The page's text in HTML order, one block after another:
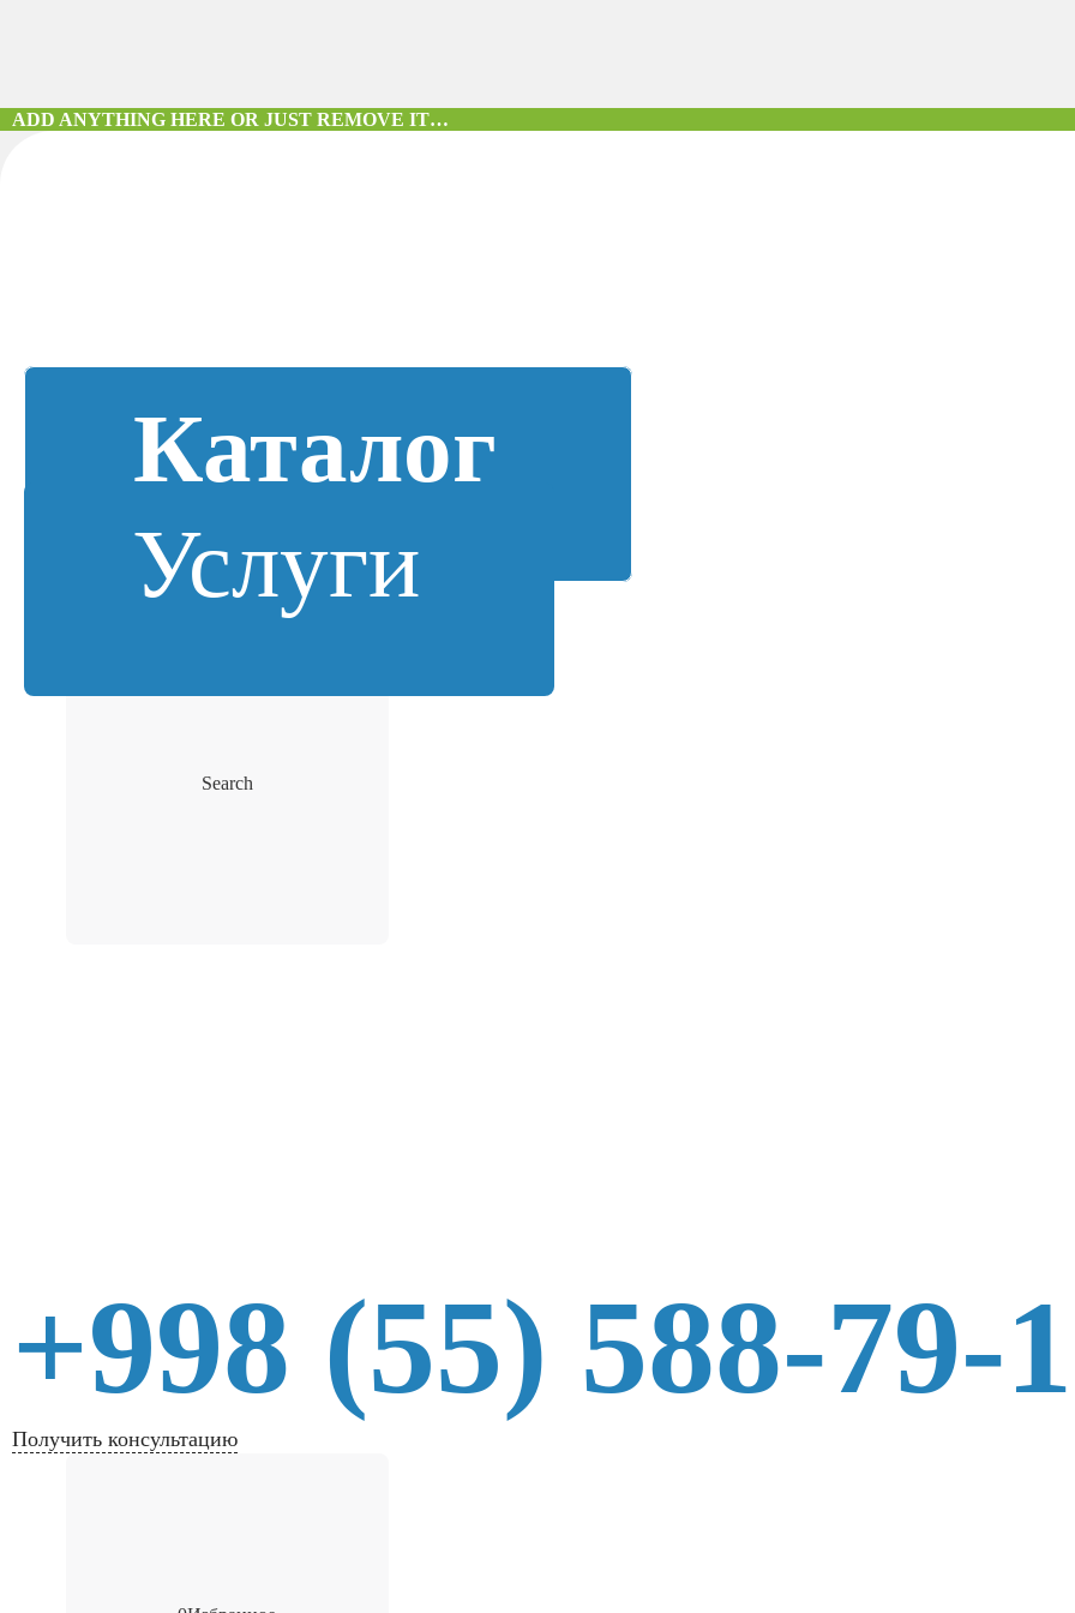
ADD ANYTHING HERE OR JUST REMOVE IT…
Каталог
Услуги
Search
+998 (55) 588-79-
Получить консультацию